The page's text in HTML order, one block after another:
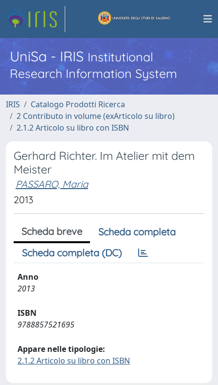
UniSa - IRISInstitutional
Research Information System
IRIS
Catalogo Prodotti Ricerca
2 Contributo in volume (exArticolo su libro)
2.1.2 Articolo su libro con ISBN
Gerhard Richter. Im Atelier mit dem
Meister
PASSARO, Maria
2013
Scheda breve
Scheda completa
Scheda completa (DC)
Anno
2013
ISBN
9788857521695
Appare nelle tipologie:
2.1.2 Articolo su libro con ISBN